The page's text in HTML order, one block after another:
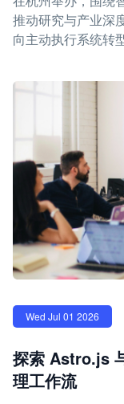
推动研究与产业深
向主动执行系统转
Wed Jul 01 2026
探索 Astro.js
理工作流